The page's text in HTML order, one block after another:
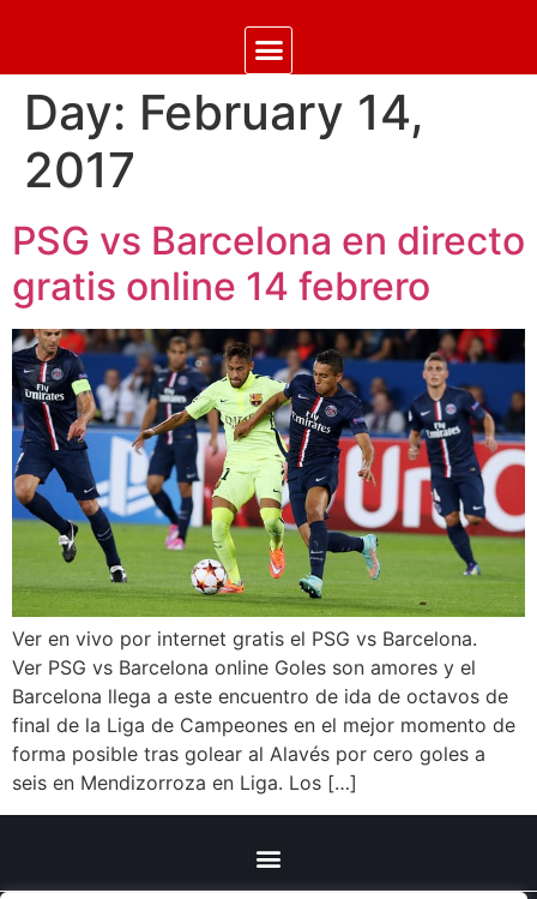
Day: February 14,
2017
PSG vs Barcelona en directo
gratis online 14 febrero
Ver en vivo por internet gratis el PSG vs Barcelona.
Ver PSG vs Barcelona online Goles son amores y el
Barcelona llega a este encuentro de ida de octavos de
final de la Liga de Campeones en el mejor momento de
forma posible tras golear al Alavés por cero goles a
seis en Mendizorroza en Liga. Los […]